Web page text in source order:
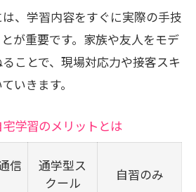
、学習内容をすぐに実際の手技
が重要です。家族や友人をモデ
ことで、現場対応力や接客スキ
いきます。
学習のメリットとは
信
通学型ス
クール
自習のみ